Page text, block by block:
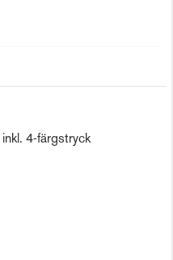
4-färgstryck